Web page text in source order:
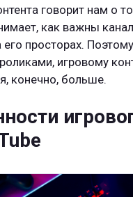
говорит нам о
как важны
просторах.
игровому
конечно, больше.